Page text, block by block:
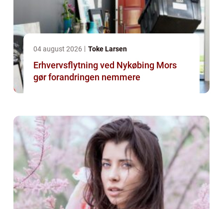
04 august 2026 Toke Larsen
Erhvervsflytning ved Nykøbing Mors
gør forandringen nemmere